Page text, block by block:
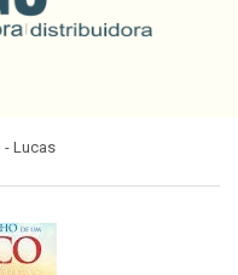
- Lucas